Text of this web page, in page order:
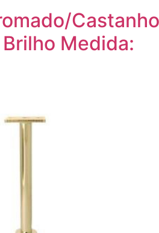
Castanho
Medida: